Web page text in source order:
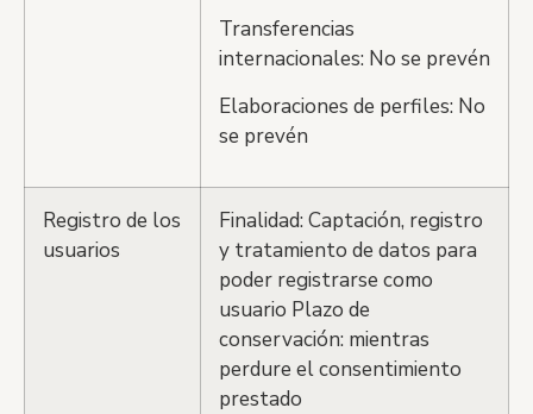
Transferencias
internacionales: No se prevén
Elaboraciones de perfiles: No
se prevén
Registro de los
usuarios
Finalidad: Captación, registro
y tratamiento de datos para
poder registrarse como
usuario Plazo de
conservación: mientras
perdure el consentimiento
prestado